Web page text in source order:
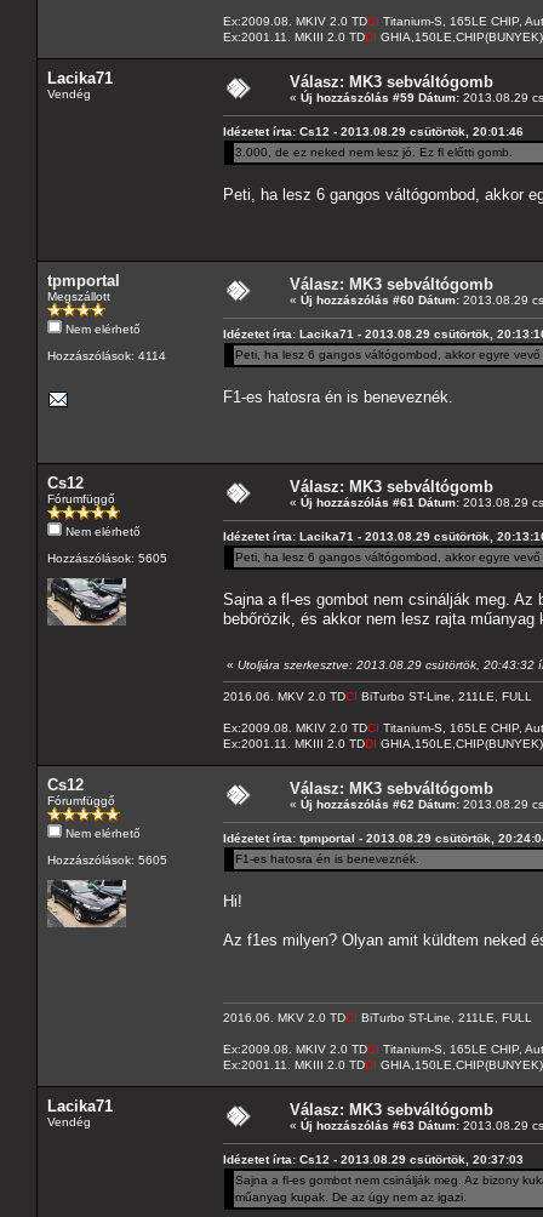
Ex:2009.08. MKIV 2.0 TDCI Titanium-S, 165LE CHIP,
Ex:2001.11. MKIII 2.0 TDDI
Lacika71
Vendég
Válasz: MK3 sebváltógomb
« Új hozzászólás #59 Dátum: 2013.08.29
Idézetet írta: Cs12 - 2013.08.29 csütörtök, 20:01:46
3.000, de ez neked nem lesz jó. Ez fl előtti gomb.
Peti, ha lesz 6 gangos váltógombod, akkor
tpmportal
Megszállott
Nem elérhető
Hozzászólások: 4114
Válasz: MK3 sebváltógomb
« Új hozzászólás #60 Dátum: 2013.08.29
Idézetet írta: Lacika71 - 2013.08.29 csütörtök,
Peti, ha lesz 6 gangos váltógombod, akkor egyre
F1-es hatosra én is beneveznék.
Cs12
Fórumfüggő
Nem elérhető
Hozzászólások: 5605
Válasz: MK3 sebváltógomb
« Új hozzászólás #61 Dátum: 2013.08.29
Idézetet írta: Lacika71 - 2013.08.29 csütörtök,
Peti, ha lesz 6 gangos váltógombod, akkor egyre
Sajna a fl-es gombot nem csinálják meg.
bebőrözik, és akkor nem lesz rajta
« Utoljára szerkesztve: 2013.08.29 csütörtök, 20:43:32
2016.06. MKV 2.0 TDCI BiTurbo ST-Line, 211LE, FULL
Ex:2009.08. MKIV 2.0 TDCI Titanium-S, 165LE CHIP,
Ex:2001.11. MKIII 2.0 TDDI
Cs12
Fórumfüggő
Nem elérhető
Hozzászólások: 5605
Válasz: MK3 sebváltógomb
« Új hozzászólás #62 Dátum: 2013.08.29
Idézetet írta: tpmportal - 2013.08.29 csütörtök,
F1-es hatosra én is beneveznék.
Hi!
Az f1es milyen? Olyan amit küldtem neked
2016.06. MKV 2.0 TDCI BiTurbo ST-Line, 211LE, FULL
Ex:2009.08. MKIV 2.0 TDCI Titanium-S, 165LE CHIP,
Ex:2001.11. MKIII 2.0 TDDI
Lacika71
Vendég
Válasz: MK3 sebváltógomb
« Új hozzászólás #63 Dátum: 2013.08.29
Idézetet írta: Cs12 - 2013.08.29 csütörtök, 20:37:03
Sajna a fl-es gombot nem csinálják meg. Az bizony
műanyag kupak. De az úgy nem az igazi.